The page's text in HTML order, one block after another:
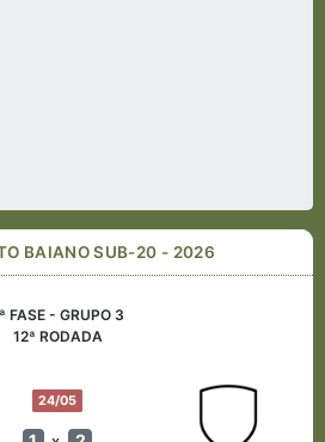
BAIANO SUB-20 - 2026
FASE - GRUPO 3
12ª RODADA
24/05